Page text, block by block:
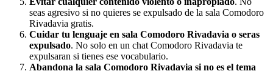
seas agresivo si no quieres se expulsado de la sala Comodoro
Rivadavia gratis.
Cuidar tu lenguaje en sala Comodoro Rivadavia o seras
expulsado. No solo en un chat Comodoro Rivadavia te
expulsaran si tienes ese vocabulario.
Abandona la sala Comodoro Rivadavia si no es el tema